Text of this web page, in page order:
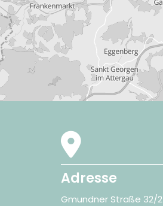

Adresse
Gmundner Straße 32/2